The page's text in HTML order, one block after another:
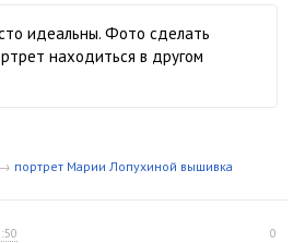
идеальны. Фото сделать
находиться в другом
портрет Марии Лопухиной вышивка
0